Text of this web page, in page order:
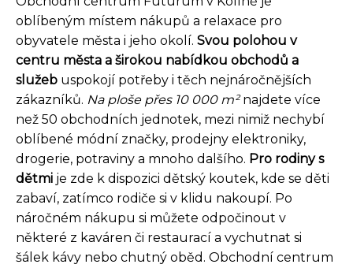
oblíbeným místem nákupů a relaxace pro
obyvatele města i jeho okolí. Svou polohou v
centru města a širokou nabídkou obchodů a
služeb uspokojí potřeby i těch nejnáročnějších
zákazníků. Na ploše přes 10 000 m²najdete více
než 50 obchodních jednotek, mezi nimiž nechybí
oblíbené módní značky, prodejny elektroniky,
drogerie, potraviny a mnoho dalšího. Pro rodiny s
dětmi je zde k dispozici dětský koutek, kde se děti
zabaví, zatímco rodiče si v klidu nakoupí. Po
náročném nákupu si můžete odpočinout v
některé z kaváren či restaurací a vychutnat si
šálek kávy nebo chutný oběd. Obchodní centrum